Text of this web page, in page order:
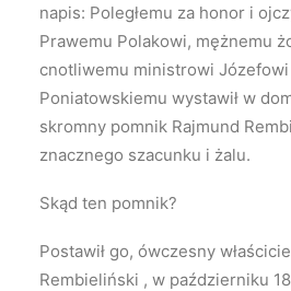
napis: Poległemu za honor i
Prawemu Polakowi, mężnemu
cnotliwemu ministrowi
Poniatowskiemu wystawił w
skromny pomnik Rajmund
znacznego szacunku i żalu.
Skąd ten pomnik?
Postawił go, ówczesny
Rembieliński , w październiku